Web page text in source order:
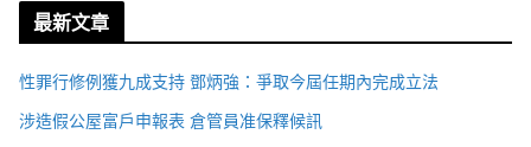
最新文章
性罪行修例獲九成支持 鄧炳強：爭取今屆任期內完成立法
涉造假公屋富戶申報表 倉管員准保釋候訊